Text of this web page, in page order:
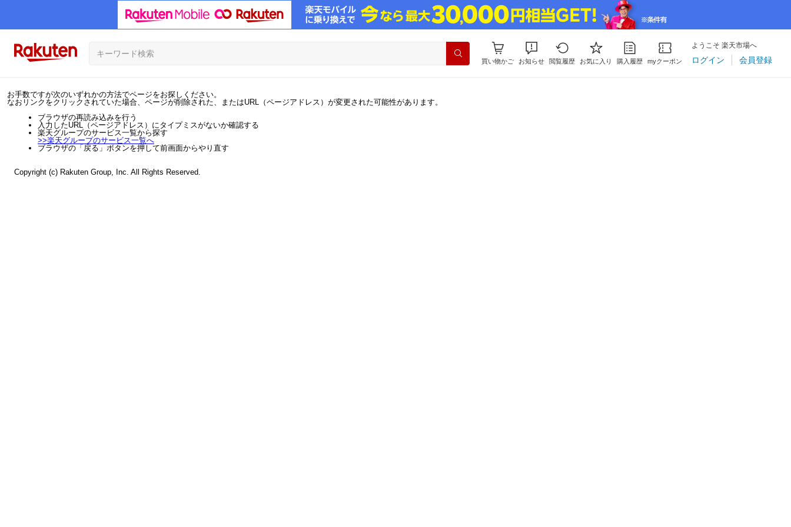
買い物かご お知らせ 閲覧履歴 お気に入り 購入履歴 myクーポン
ようこそ 楽天市場へ
ログイン 会員登録
お手数ですが次のいずれかの方法でページをお探しください。
なおリンクをクリックされていた場合、ページが削除された、またはURL（ページアドレス）が変更された可能性があります。
ブラウザの再読み込みを行う
入力したURL（ページアドレス）にタイプミスがないか確認する
楽天グループのサービス一覧から探す
>>楽天グループのサービス一覧へ
ブラウザの「戻る」ボタンを押して前画面からやり直す
Copyright (c) Rakuten Group, Inc. All Rights Reserved.